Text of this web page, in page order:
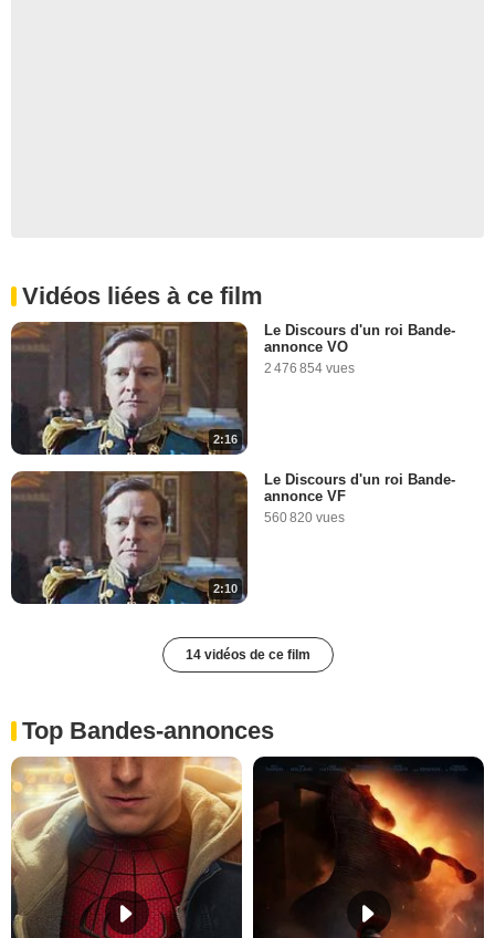
Vidéos liées à ce film
2:16
Le Discours d'un roi Bande-
annonce VO
2 476 854 vues
2:10
Le Discours d'un roi Bande-
annonce VF
560 820 vues
14 vidéos de ce film
Top Bandes-annonces